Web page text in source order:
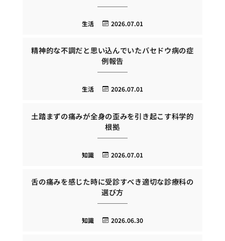
2026.07.01
生活
精神的な不調だと思い込んでいたバセドウ病の症
例報告
2026.07.01
生活
土踏まずの痛みが全身の歪みを引き起こす科学的
根拠
2026.07.01
知識
舌の痛みを感じた時に受診すべき適切な診療科の
選び方
2026.06.30
知識